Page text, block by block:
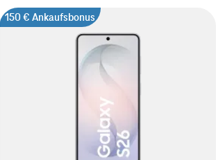
150 € Ankaufsbonus